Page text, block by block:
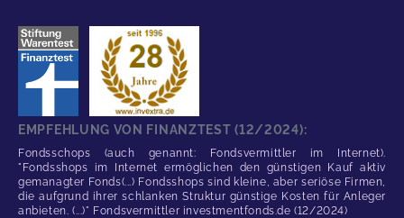
EMPFEHLUNG VON FINANZTEST (12/2024):
Fondsschops (auch genannt: Fondsvermittler im Internet).
"Fondsshops im Internet ermöglichen den günstigen Kauf aktiv
gemanagter Fonds(...) Fondsshops sind kleine, aber seriöse Firmen,
die aufgrund ihrer schlanken Struktur günstige Kosten für Anleger
anbieten. (...)" Fondsvermittler investmentfonds.de (12/2024)